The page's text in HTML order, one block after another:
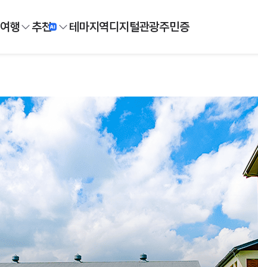
여행 추천 테마지역디지털관광주민증